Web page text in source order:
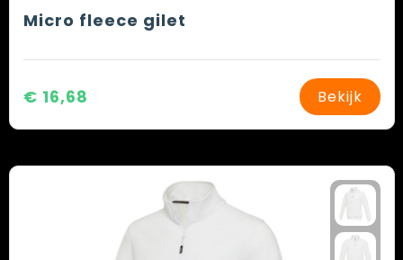
Micro fleece gilet
€ 16,68 Bekijk